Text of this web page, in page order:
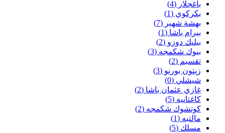
باغجلار (4)
بكركوي (1)
بهشة شهير (7)
بيرام باشا (1)
بيليك دوزو (2)
بيوك شكمجه (3)
تقسبم (2)
زيتون بورنو (3)
شيشلي (0)
غازي عثمان باشا (2)
كاغتانيه (5)
كوتشوك شكمجه (2)
مالتبه (1)
مسلك (5)